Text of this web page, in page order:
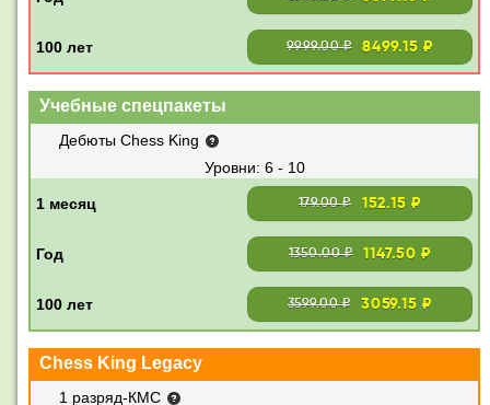
9999.00 ₽ 8499.15 ₽
Учебные спецпакеты
Дебюты Chess King
6 - 10
179.00 ₽ 152.15 ₽
1350.00 ₽ 1147.50 ₽
3599.00 ₽ 3059.15 ₽
Chess King Legacy
1 разряд-КМС